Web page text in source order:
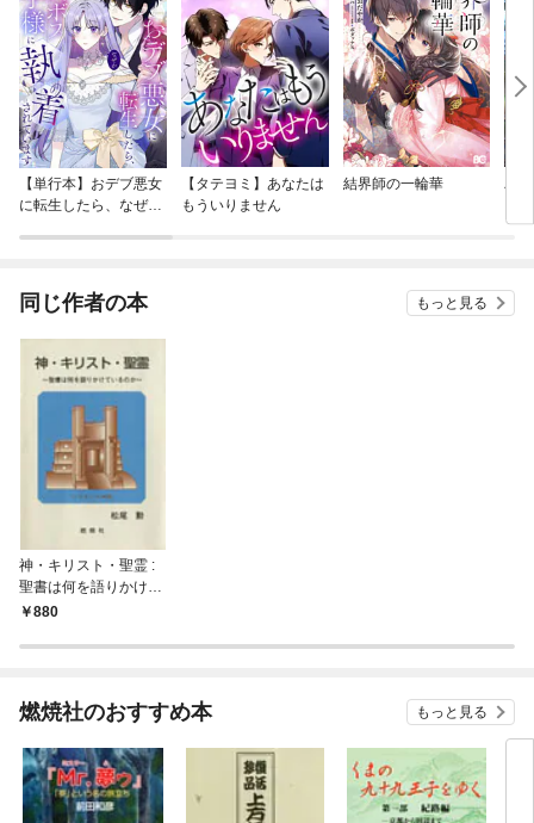
【単行本】おデブ悪女
に転生したら、なぜか
【タテヨミ】あなたは
もういりません
結界師の一輪華
バ
今
同じ作者の本 もっと見る
神・キリスト・聖霊 :
聖書は何を語りかけて
いるのか
880
燃焼社のおすすめ本 もっと見る